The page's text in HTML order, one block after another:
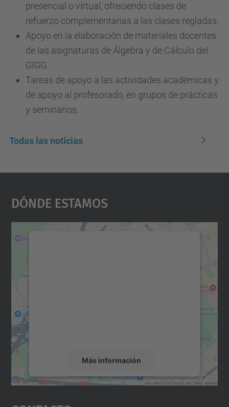
presencial o virtual, ofreciendo clases de
refuerzo complementarias a las clases regladas.
Apoyo en la elaboración de materiales docentes
de las asignaturas de Álgebra y de Cálculo del
GIGG.
Tareas de apoyo a las actividades académicas y
de apoyo al profesorado, en grupos de prácticas
y seminarios.
Todas las notícias
Dónde Estamos
Más información
Aceptar
powered by